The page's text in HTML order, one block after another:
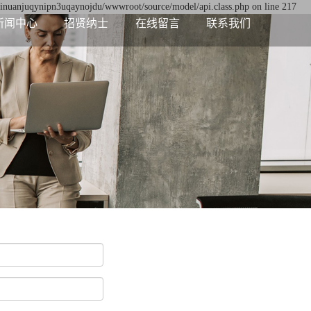
wwwroot/source/model/api.class.php on line 217
闻中心 招贤纳士 在线留言 联系我们